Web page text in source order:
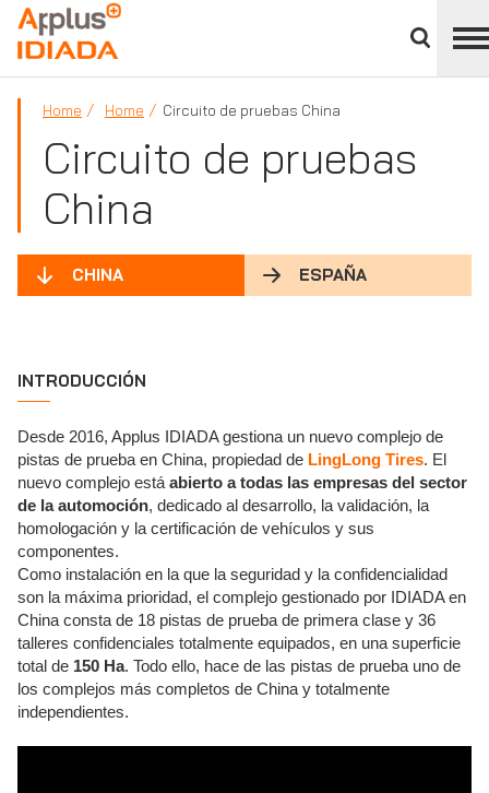
panel
APPLUS+
Home Home Circuito de pruebas China
Circuito de pruebas
China
CHINA ESPAÑA
INTRODUCCIÓN
Desde 2016, Applus IDIADA gestiona un nuevo complejo de
pistas de prueba en China, propiedad de LingLong Tires. El
nuevo complejo está abierto a todas las empresas del sector
de la automoción, dedicado al desarrollo, la validación, la
homologación y la certificación de vehículos y sus
componentes.
Como instalación en la que la seguridad y la confidencialidad
son la máxima prioridad, el complejo gestionado por IDIADA en
China consta de 18 pistas de prueba de primera clase y 36
talleres confidenciales totalmente equipados, en una superficie
total de 150 Ha. Todo ello, hace de las pistas de prueba uno de
los complejos más completos de China y totalmente
independientes.